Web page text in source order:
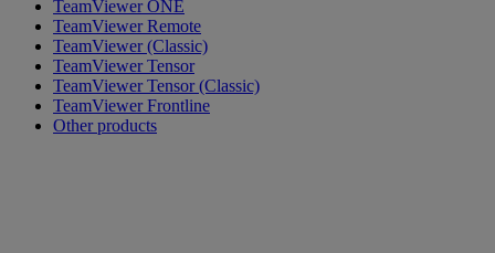
TeamViewer ONE
TeamViewer Remote
TeamViewer (Classic)
TeamViewer Tensor
TeamViewer Tensor (Classic)
TeamViewer Frontline
Other products